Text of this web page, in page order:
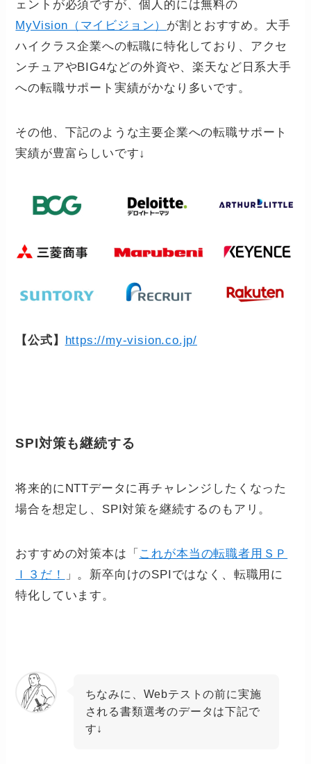
ェントが必須ですが、個人的には無料の
MyVision（マイビジョン） が割とおすすめ。大手
ハイクラス企業への転職に特化しており、アクセ
ンチュアやBIG4などの外資や、楽天など日系大手
への転職サポート実績がかなり多いです。
その他、下記のような主要企業への転職サポート
実績が豊富らしいです↓
【公式】 https://my-vision.co.jp/
SPI対策も継続する
将来的にNTTデータに再チャレンジしたくなった
場合を想定し、SPI対策を継続するのもアリ。
おすすめの対策本は「 これが本当の転職者用ＳＰ
Ｉ３だ！
」。新卒向けのSPIではなく、転職用に
特化しています。
ちなみに、Webテストの前に実施
される書類選考のデータは下記で
す↓